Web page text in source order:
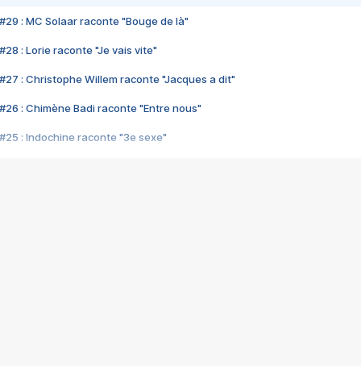
#29 : MC Solaar raconte "Bouge de là"
#28 : Lorie raconte "Je vais vite"
#27 : Christophe Willem raconte "Jacques a dit"
#26 : Chimène Badi raconte "Entre nous"
#25 : Indochine raconte "3e sexe"